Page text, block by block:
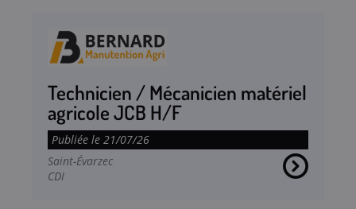
Domloup
Saint-Gildas-des-Bois
Technicien / Mécanicien matériel
agricole JCB H/F
Publiée le 21/07/26
Saint-Évarzec
CDI